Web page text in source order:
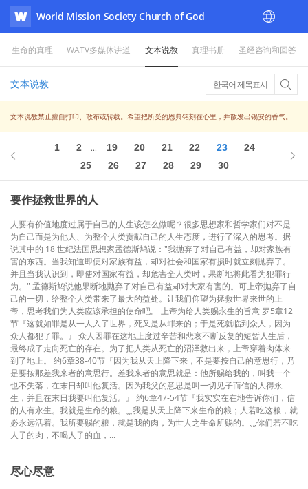
WATV
World Mission Society Church of God
生命的真理 WATV多媒体讲道 文本说教 真理书册 圣经咨询和回答
文本说教 한국어 제목표시
文本说教禁止擅自打印、散布或转载。希望把所受的恩典铭刻在心里，并散发出锡安的香气。
1 2 ... 19 20 21 22 23
24
25
26 27 28 29 30
要作拯救世界的人
人要有价值地度过属于自己的人生该怎么做呢？很多思想家和哲学家们对不是
为自己而是为他人、为整个人类贡献自己的人生态度，进行了深入的思考。据
说其中的 18 世纪法国思想家孟德斯鸠说："我抛弃了对自己有益，却对家族有
害的东西。当我知道即便对家族有益，却对社会和国家有损时就立刻抛弃了。
并且当我认识到，即使对国家有益，却危害全人类时，果断地将此看为犯罪行
为。" 孟德斯鸠说他果断地抛弃了对自己有益却对大家有害的。可上帝抛弃了自
己的一切，给整个人类带来了最大的益处。让我们仰望为拯救世界来世的上
帝，思考我们为人类应该承担的使命吧。 上帝为给人类赐永生的旨意 罗5章12
节『这就如罪是从一人入了世界，死又是从罪来的；于是死就临到众人，因为
众人都犯了罪。』 众人因罪在这地上度过辛苦和悲哀不断反复的短暂人生后，
最终成了走向死亡的存在。为了把人类从死亡的沼泽救出来，上帝穿着肉体来
到了地上。 约6章38-40节『因为我从天上降下来，不是要按自己的意思行，乃
是要按那差我来者的意思行。差我来者的意思就是：他所赐给我的，叫我一个
也不失落，在末日却叫他复活。因为我父的意思是叫一切见子而信的人得永
生，并且在末日我要叫他复活。』 约6章47-54节『我实实在在地告诉你们，信
的人有永生。我就是生命的粮。„„我是从天上降下来生命的粮；人若吃这粮，就
必永远活着。我所要赐的粮，就是我的肉，为世人之生命所赐的。„„你们若不吃
人子的肉，不喝人子的血，...
尽心尽意